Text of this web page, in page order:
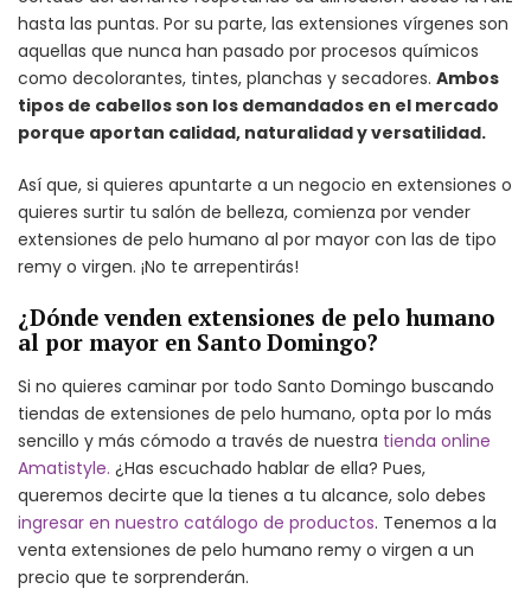
hasta las puntas. Por su parte, las extensiones vírgenes son
aquellas que nunca han pasado por procesos químicos
como decolorantes, tintes, planchas y secadores. Ambos
tipos de cabellos son los demandados en el mercado
porque aportan calidad, naturalidad y versatilidad.
Así que, si quieres apuntarte a un negocio en extensiones o
quieres surtir tu salón de belleza, comienza por vender
extensiones de pelo humano al por mayor con las de tipo
remy o virgen. ¡No te arrepentirás!
¿Dónde venden extensiones de pelo humano
al por mayor en Santo Domingo?
Si no quieres caminar por todo Santo Domingo buscando
tiendas de extensiones de pelo humano, opta por lo más
sencillo y más cómodo a través de nuestra tienda online
Amatistyle. ¿Has escuchado hablar de ella? Pues,
queremos decirte que la tienes a tu alcance, solo debes
ingresar en nuestro catálogo de productos. Tenemos a la
venta extensiones de pelo humano remy o virgen a un
precio que te sorprenderán.